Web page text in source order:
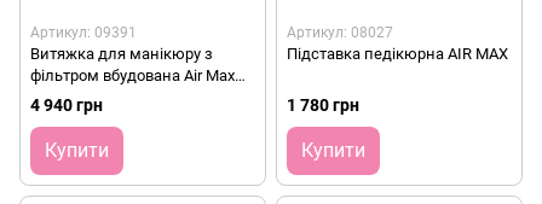
Артикул: 09391
Витяжка для манікюру з
фільтром вбудована Air Max
VF 12 PLus
4 940 грн
Купити
Артикул: 08027
Підставка педікюрна AIR MAX
1 780 грн
Купити